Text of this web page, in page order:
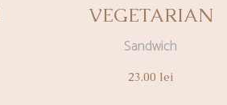
VEGETARIAN
Sandwich
23.00 lei